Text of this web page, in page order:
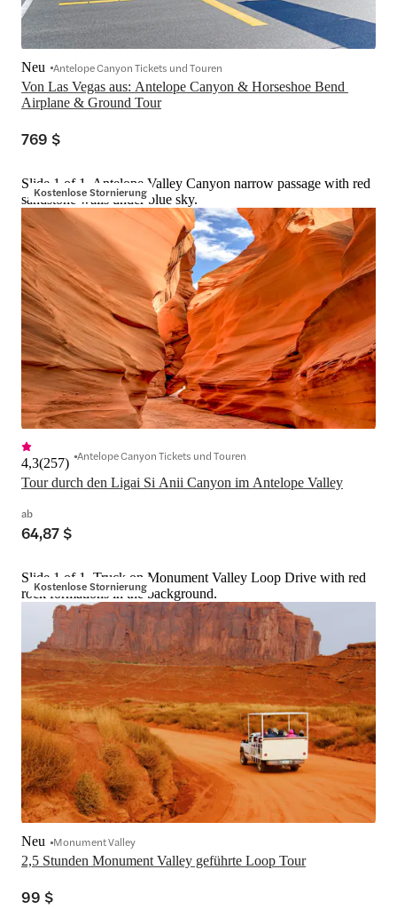
Von Las Vegas aus: Antelope Canyon & Horseshoe Bend
Airplane & Ground Tour
Neu Antelope Canyon Tickets und Touren
769 $
Kostenlose Stornierung
Slide 1 of 1, Antelope Valley Canyon narrow passage with red
sandstone walls under blue sky.
Tour durch den Ligai Si Anii Canyon im Antelope Valley
4,3(257) Antelope Canyon Tickets und Touren
ab
64,87 $
Kostenlose Stornierung
Slide 1 of 1, Truck on Monument Valley Loop Drive with red
rock formations in the background.
2,5 Stunden Monument Valley geführte Loop Tour
Neu Monument Valley
99 $